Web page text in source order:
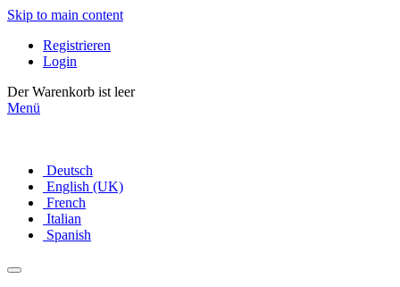
Skip to main content
Registrieren
Login
Der Warenkorb ist leer
Menü
Deutsch
English (UK)
French
Italian
Spanish